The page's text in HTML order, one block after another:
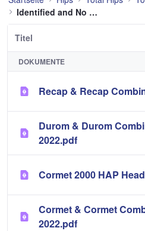
Identified and No Longer Used
Titel
DOKUMENTE
Recap & Recap
Durom & Durom
2022.pdf
Cormet 2000 HAP
Cormet & Cormet
2022.pdf